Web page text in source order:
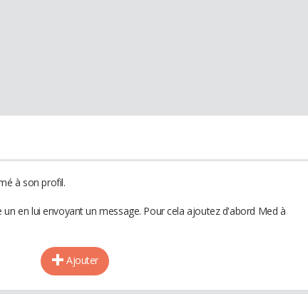
à son profil.
un en lui envoyant un message. Pour cela ajoutez d'abord Med à
Ajouter